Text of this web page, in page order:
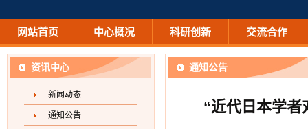
网站首页 中心概况 科研创新 交流合作
资讯中心
新闻动态
通知公告
通知公告
“近代日本学